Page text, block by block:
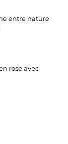
entre nature
rose avec